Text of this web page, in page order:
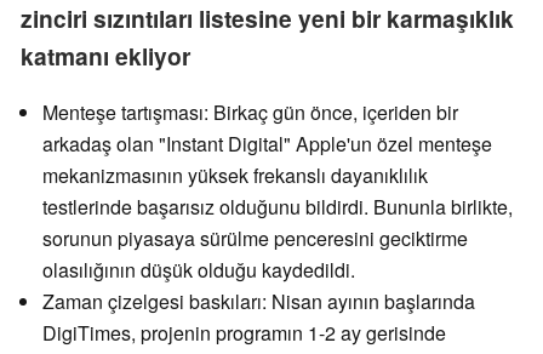
zinciri sızıntıları listesine yeni bir karmaşıklık
katmanı ekliyor
Menteşe tartışması: Birkaç gün önce, içeriden bir
arkadaş olan "Instant Digital" Apple'un özel menteşe
mekanizmasının yüksek frekanslı dayanıklılık
testlerinde başarısız olduğunu bildirdi. Bununla birlikte,
sorunun piyasaya sürülme penceresini geciktirme
olasılığının düşük olduğu kaydedildi.
Zaman çizelgesi baskıları: Nisan ayının başlarında
DigiTimes, projenin programın 1-2 ay gerisinde